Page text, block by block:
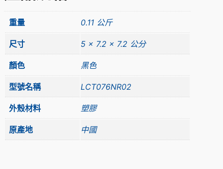
重量 0.11 公斤
尺寸 5 × 7.2 × 7.2 公分
顏色 黑色
型號名稱 LCT076NR02
外殼材料 塑膠
原產地 中國